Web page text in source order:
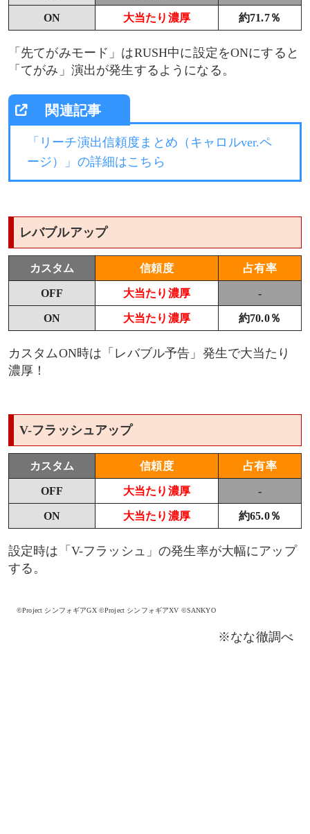
ON 大当たり濃厚 約71.7％
「先てがみモード」はRUSH中に設定をONにすると
「てがみ」演出が発生するようになる。
「リーチ演出信頼度まとめ（キャロルver.ペ
ージ）」の詳細はこちら
レバブルアップ
カスタム 信頼度 占有率
OFF 大当たり濃厚 -
ON 大当たり濃厚 約70.0％
カスタムON時は「レバブル予告」発生で大当たり
濃厚！
V-フラッシュアップ
カスタム 信頼度 占有率
OFF 大当たり濃厚 -
ON 大当たり濃厚 約65.0％
設定時は「V-フラッシュ」の発生率が大幅にアップ
する。
©Project シンフォギアGX ©Project シンフォギアXV ©SANKYO
※なな徹調べ